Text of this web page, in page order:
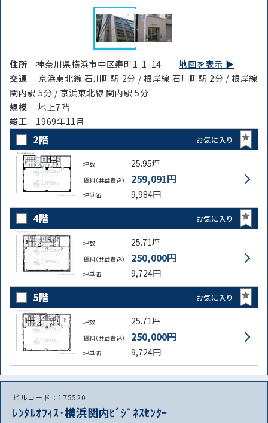
住所神奈川県横浜市中区寿町1-1-14地図を表示 ▶︎
交通
京浜東北線 石川町駅 2分 / 根岸線 石川町駅 2分 / 根岸線
関内駅 5分 / 京浜東北線 関内駅 5分
規模
地上7階
竣⼯ 1969年11月
2階 お気に入り
坪数 25.95坪
賃料（共益費込） 259,091円
坪単価 9,984円
4階 お気に入り
坪数 25.71坪
賃料（共益費込） 250,000円
坪単価 9,724円
5階 お気に入り
坪数 25.71坪
賃料（共益費込） 250,000円
坪単価 9,724円
ビルコード：175520
ﾚﾝﾀﾙｵﾌｨｽ･横浜関内ﾋﾞｼﾞﾈｽｾﾝﾀｰ